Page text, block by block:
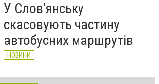
У Слов'янську
скасовують частину
автобусних маршрутів
НОВИНИ